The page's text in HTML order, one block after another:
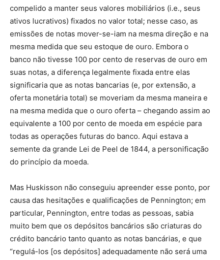
compelido a manter seus valores mobiliários (i.e., seus
ativos lucrativos) fixados no valor total; nesse caso, as
emissões de notas mover-se-iam na mesma direção e na
mesma medida que seu estoque de ouro. Embora o
banco não tivesse 100 por cento de reservas de ouro em
suas notas, a diferença legalmente fixada entre elas
significaria que as notas bancarias (e, por extensão, a
oferta monetária total) se moveriam da mesma maneira e
na mesma medida que o ouro oferta – chegando assim ao
equivalente a 100 por cento de moeda em espécie para
todas as operações futuras do banco. Aqui estava a
semente da grande Lei de Peel de 1844, a personificação
do princípio da moeda.
Mas Huskisson não conseguiu apreender esse ponto, por
causa das hesitações e qualificações de Pennington; em
particular, Pennington, entre todas as pessoas, sabia
muito bem que os depósitos bancários são criaturas do
crédito bancário tanto quanto as notas bancárias, e que
“regulá-los [os depósitos] adequadamente não será uma